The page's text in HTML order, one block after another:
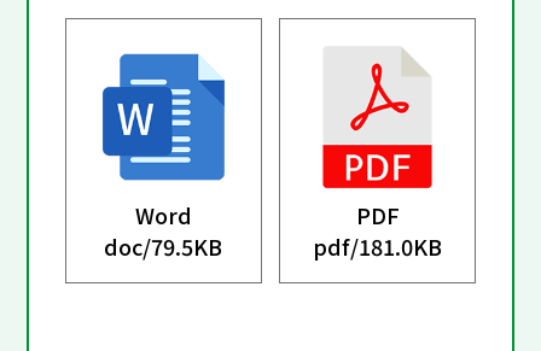
Word
doc/79.5KB
PDF
pdf/181.0KB